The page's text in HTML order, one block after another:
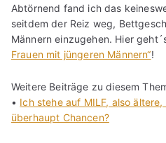
Abtörnend fand ich das
seitdem der Reiz weg,
Männern einzugehen. Hier
Frauen mit jüngeren Männern“!
Weitere Beiträge zu diesem
• Ich stehe auf MILF, also
überhaupt Chancen?